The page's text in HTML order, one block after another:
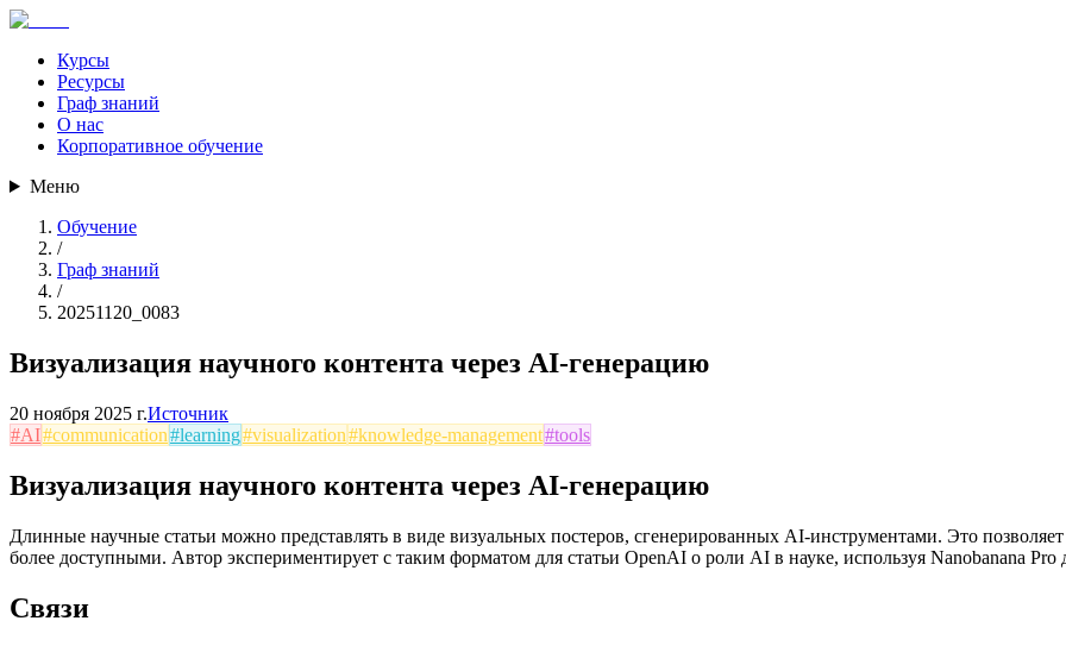
Курсы
Ресурсы
Граф знаний
О нас
Корпоративное обучение
Меню
Обучение
/
Граф знаний
/
20251120_0083
Визуализация научного контента через AI-генерацию
20 ноября 2025 г.Источник
#AI#communication#learning#visualization#knowledge-management#tools
Визуализация научного контента через AI-генерацию
Длинные научные статьи можно представлять в виде визуальных постеров, сгенерированных AI-инструментами. Это
более доступными. Автор экспериментирует с таким форматом для статьи OpenAI о роли AI в науке, используя Nanobanana Pro
Связи